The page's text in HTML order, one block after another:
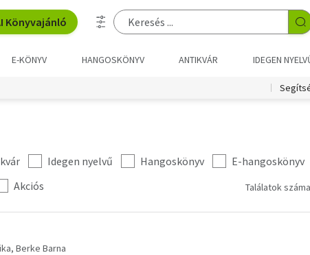
Könyvajánló
E-KÖNYV HANGOSKÖNYV ANTIKVÁR IDEGEN
Idegen nyelvű Hangoskönyv E-hangoskönyv
Akciós Találatok
Berke Barna